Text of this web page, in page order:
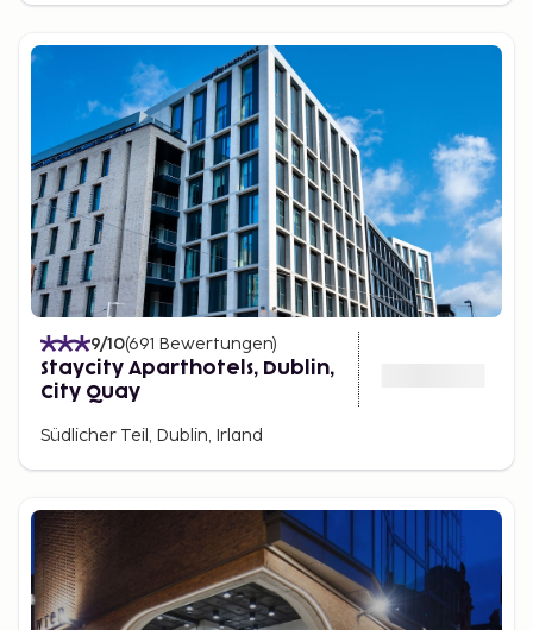
Plattformen buchen.
9/10(691 Bewertungen)
Staycity Aparthotels, Dublin,
City Quay
Südlicher Teil, Dublin, Irland